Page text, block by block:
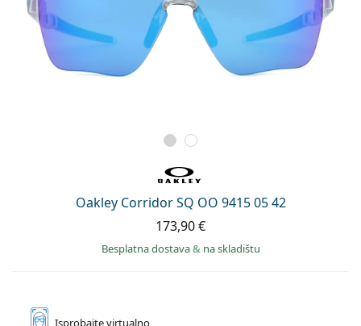
Oakley Corridor SQ OO 9415 05 42
173,90 €
Besplatna dostava& na skladištu
Isprobajtevirtualno